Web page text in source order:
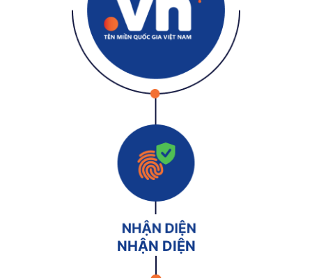
NHẬN DIỆN